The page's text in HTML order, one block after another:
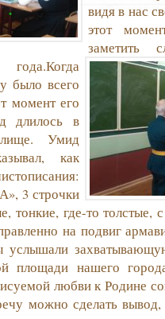
видя в нас
этот
заметить
года.Когда
было всего
момент его
длилось в
Умид
как
3 строчки
тонкие, где-то толстые,
на подвиг
услышали
площади нашего
любви к Родине
можно сделать вывод,